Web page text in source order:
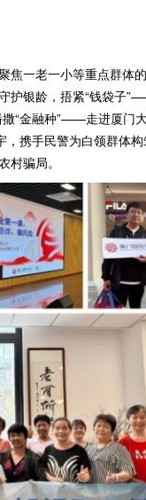
焦一老一小等重点群体
护银龄，捂紧“钱袋子
“金融种”——走进厦门
携手民警为白领群体
村骗局。